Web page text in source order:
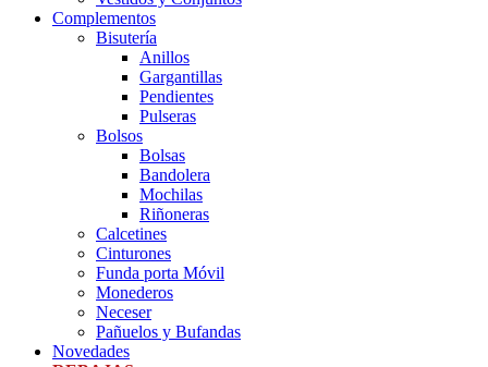
Complementos
Bisutería
Anillos
Gargantillas
Pendientes
Pulseras
Bolsos
Bolsas
Bandolera
Mochilas
Riñoneras
Calcetines
Cinturones
Funda porta Móvil
Monederos
Neceser
Pañuelos y Bufandas
Novedades